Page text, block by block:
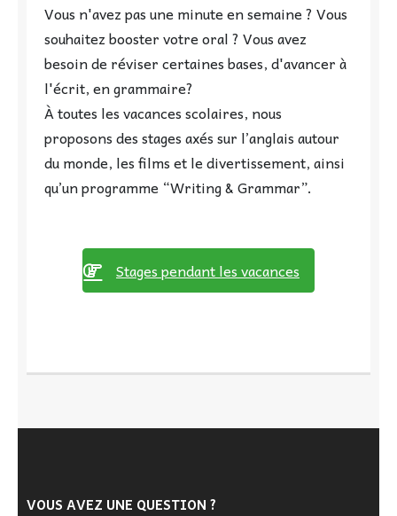
Vous n'avez pas une minute en semaine ? Vous
souhaitez booster votre oral ? Vous avez
besoin de réviser certaines bases, d'avancer à
l'écrit, en grammaire?
À toutes les vacances scolaires, nous
proposons des stages axés sur l’anglais autour
du monde, les films et le divertissement, ainsi
qu’un programme “Writing & Grammar”.
Stages pendant les vacances
VOUS AVEZ UNE QUESTION ?